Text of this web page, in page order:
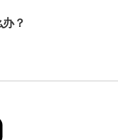
？